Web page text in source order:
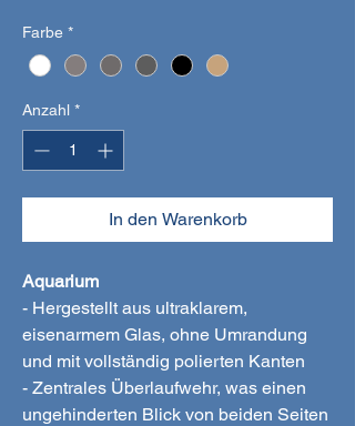
Farbe *
Anzahl *
In den Warenkorb
Aquarium
- Hergestellt aus ultraklarem,
eisenarmem Glas, ohne Umrandung
und mit vollständig polierten Kanten
- Zentrales Überlaufwehr, was einen
ungehinderten Blick von beiden Seiten